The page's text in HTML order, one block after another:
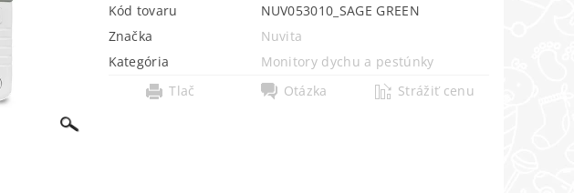
Kód tovaru
NUV053010_SAGE GREEN
Značka
Nuvita
Kategória
Monitory dychu a pestúnky
Tlač
Otázka Strážiť cenu